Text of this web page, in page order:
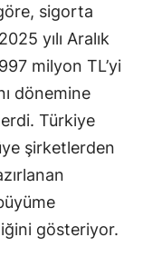
sigorta
yılı Aralık
milyon TL’yi
dönemine
Türkiye
şirketlerden
gösteriyor.